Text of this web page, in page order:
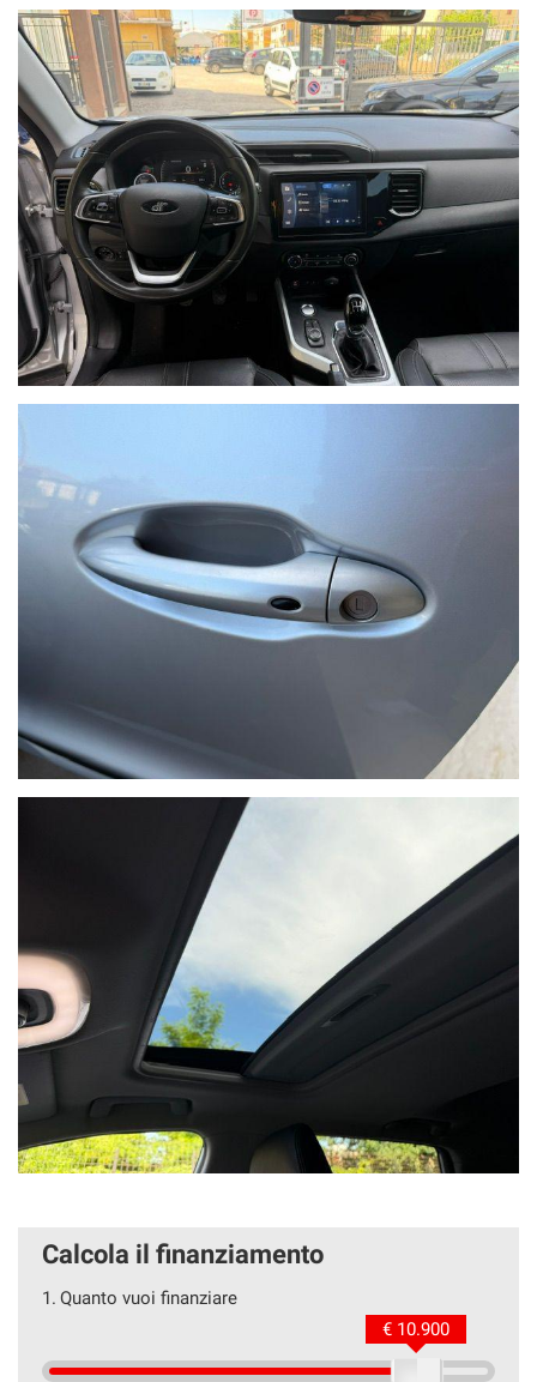
Calcola il finanziamento
1. Quanto vuoi finanziare
€ 10.900